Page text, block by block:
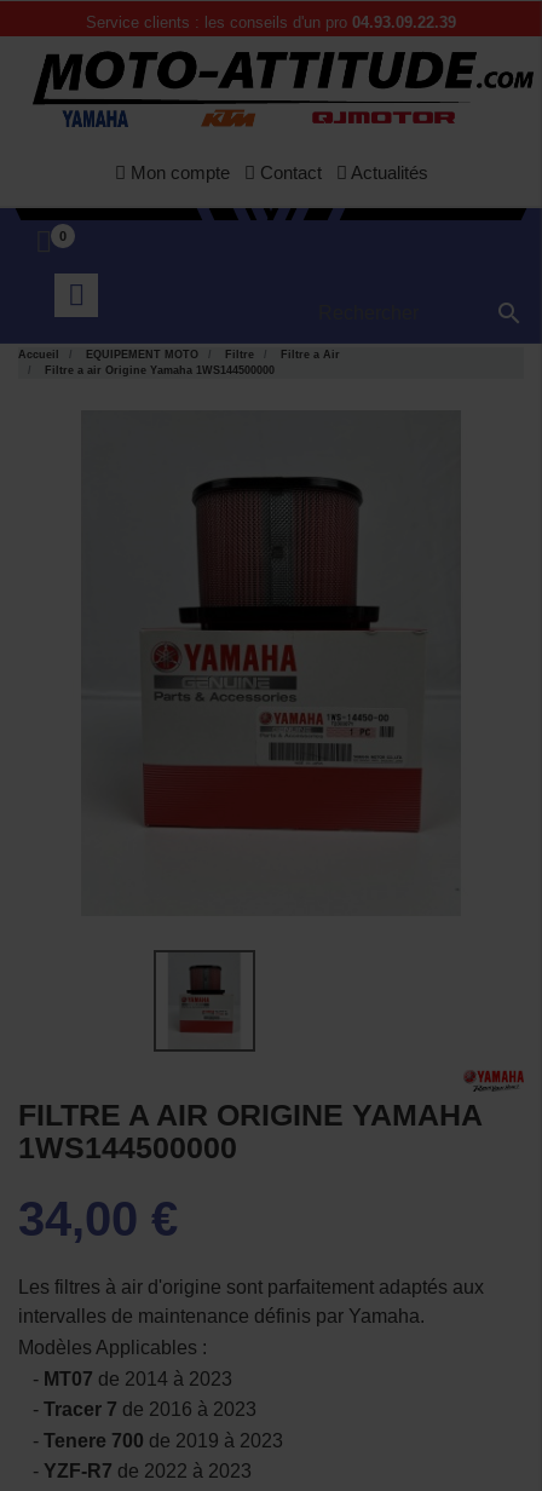
Service clients : les conseils d'un pro 04.93.09.22.39
Mon compte Contact Actualités
0

Accueil EQUIPEMENT MOTO Filtre
Filtre a Air
Filtre a air Origine Yamaha 1WS144500000
FILTRE A AIR ORIGINE YAMAHA
1WS144500000
34,00 €
Les filtres à air d'origine sont parfaitement adaptés aux
intervalles de maintenance définis par Yamaha.
Modèles Applicables :
- MT07 de 2014 à 2023
- Tracer 7 de 2016 à 2023
- Tenere 700 de 2019 à 2023
- YZF-R7 de 2022 à 2023